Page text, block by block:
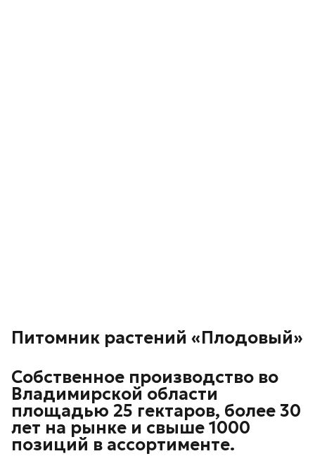
Питомник растений «Плодовый»
Собственное производство во
Владимирской области
площадью 25 гектаров, более 30
лет на рынке и свыше 1000
позиций в ассортименте.